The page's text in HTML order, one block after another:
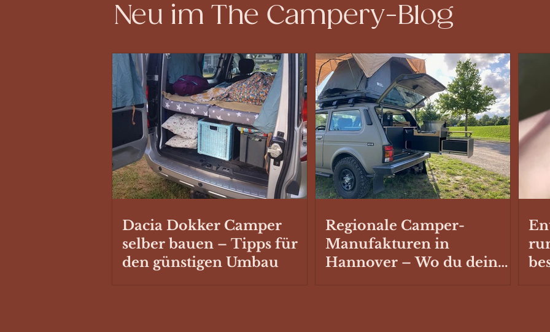
Neu im The Campery-Blog
Dacia Dokker Camper
selber bauen – Tipps für
den günstigen Umbau
Regionale Camper-
Manufakturen in
Hannover – Wo du dein